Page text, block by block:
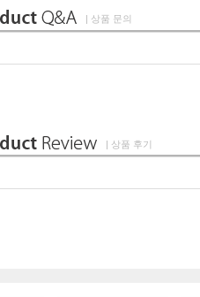
| 상품 문의
| 상품 후기